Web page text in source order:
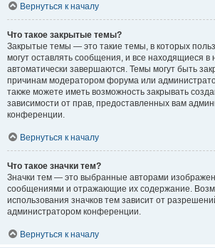
Вернуться к началу
Что такое закрытые темы?
Закрытые темы — это такие темы, в которых
могут оставлять сообщения, и все находящиеся в
автоматически завершаются. Темы могут быть
причинам модератором форума или
также можете иметь возможность закрывать
зависимости от прав, предоставленных вам
конференции.
Вернуться к началу
Что такое значки тем?
Значки тем — это выбранные авторами
сообщениями и отражающие их содержание.
использования значков тем зависит от
администратором конференции.
Вернуться к началу